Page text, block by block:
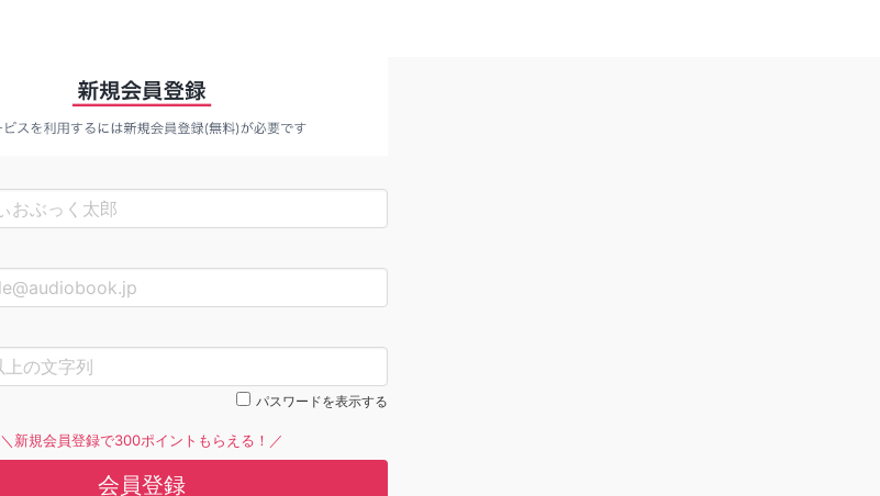
パスワードを表示する
＼新規会員登録で300ポイントもらえる！／
会員登録